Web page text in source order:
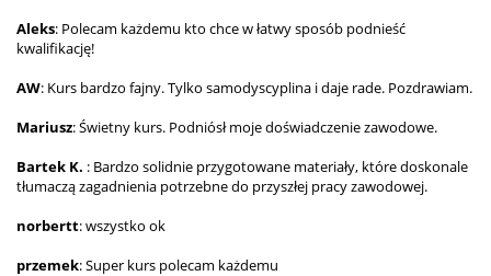
Aleks: Polecam każdemu kto chce w łatwy sposób podnieść
kwalifikację!
AW: Kurs bardzo fajny. Tylko samodyscyplina i daje rade. Pozdrawiam.
Mariusz: Świetny kurs. Podniósł moje doświadczenie zawodowe.
Bartek K. : Bardzo solidnie przygotowane materiały, które doskonale
tłumaczą zagadnienia potrzebne do przyszłej pracy zawodowej.
norbertt: wszystko ok
przemek: Super kurs polecam każdemu